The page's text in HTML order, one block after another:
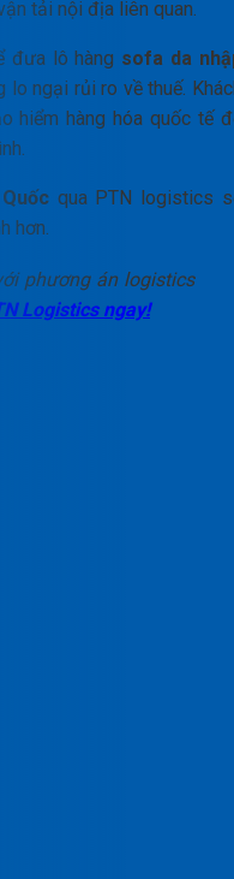
tải nội địa liên quan.
đưa lô hàng sofa da
lo ngại rủi ro về thuế.
hiểm hàng hóa quốc tế
qua PTN logistics
hơn.
phương án logistics
Logistics ngay!